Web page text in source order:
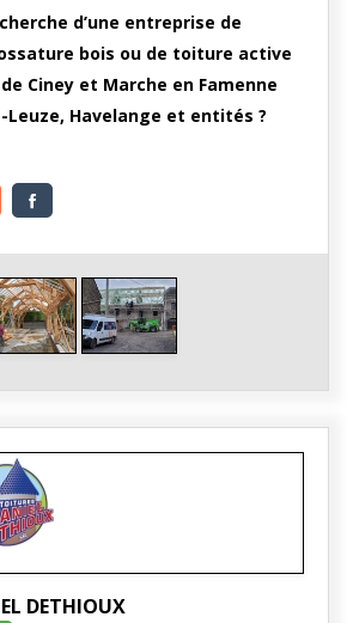
d’une entreprise de
bois ou de toiture active
Ciney et Marche en Famenne
Leuze, Havelange et entités ?
DETHIOUX